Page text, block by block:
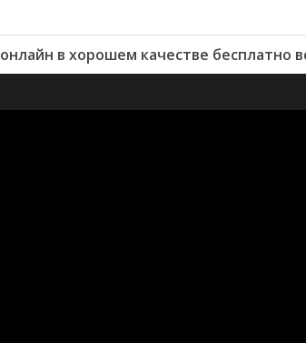
в хорошем качестве бесплатно